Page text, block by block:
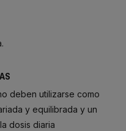
deben utilizarse como
y equilibrada y un
dosis diaria